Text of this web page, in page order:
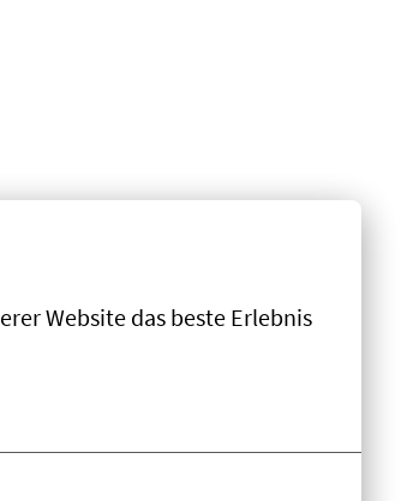
Website das beste Erlebnis